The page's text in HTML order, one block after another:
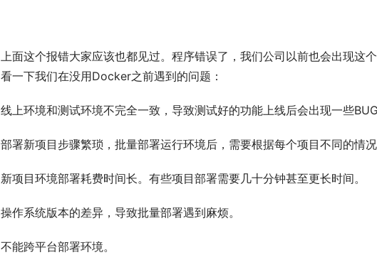
上面这个报错大家应该也都见过。程序错误了，我们公司以前也会出现这个
看一下我们在没用Docker之前遇到的问题：
线上环境和测试环境不完全一致，导致测试好的功能上线后会出现一些BUG
部署新项目步骤繁琐，批量部署运行环境后，需要根据每个项目不同的情况
新项目环境部署耗费时间长。有些项目部署需要几十分钟甚至更长时间。
操作系统版本的差异，导致批量部署遇到麻烦。
不能跨平台部署环境。